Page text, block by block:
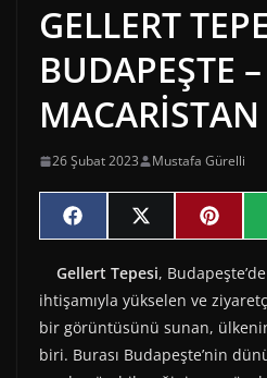
GELLERT
BUDAPEŞTE –
MACARİSTAN
26 Şubat 2023 Mustafa Gürelli
Share
on
F
a
e
b
o
o
k
Share
on
X
(
w
i
t
t
e
r
Share
on
P
i
t
e
r
e
s
t
Gellert Tepesi,
ihtişamıyla yükselen ve
bir görüntüsünü sunan,
biri. Burası Budapeşte’nin